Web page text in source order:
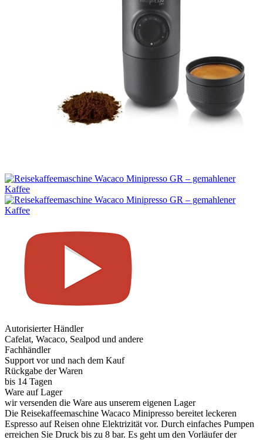
Autorisierter Händler
Cafelat, Wacaco, Sealpod und andere
Fachhändler
Support vor und nach dem Kauf
Rückgabe der Waren
bis 14 Tagen
Ware auf Lager
wir versenden die Ware aus unserem eigenen Lager
Die Reisekaffeemaschine Wacaco Minipresso bereitet leckeren
Espresso auf Reisen ohne Elektrizität vor. Durch einfaches Pumpen
erreichen Sie Druck bis zu 8 bar. Es geht um den Vorläufer der